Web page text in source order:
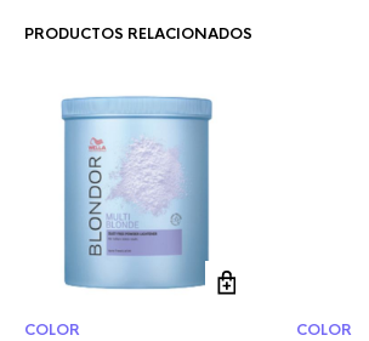
PRODUCTOS RELACIONADOS
COLOR COLOR